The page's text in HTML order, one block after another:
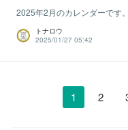
2025年2月のカレンダーです
トナロウ
2025/01/27 05:42
1 2